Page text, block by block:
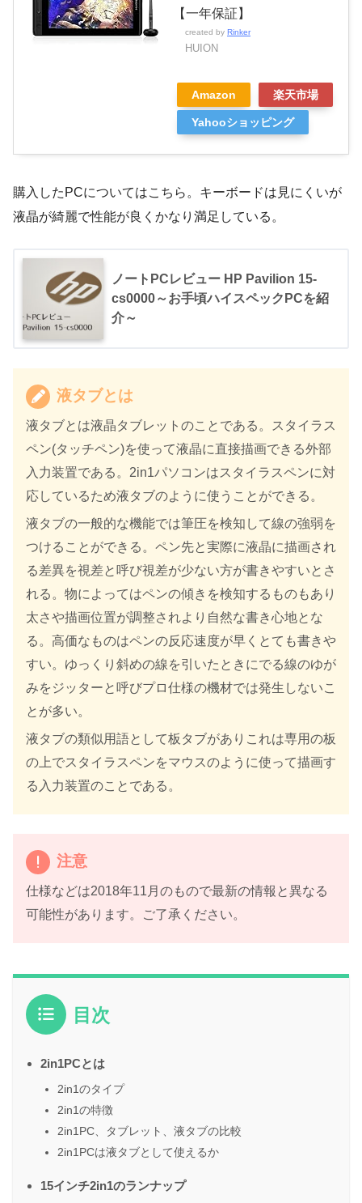
【一年保証】
created by Rinker
HUION
Amazon 楽天市場
Yahooショッピング
購入したPCについてはこちら。キーボードは見にくいが
液晶が綺麗で性能が良くかなり満足している。
ノートPCレビュー HP Pavilion 15-
cs0000～お手頃ハイスペックPCを紹
介～
液タブとは
液タブとは液晶タブレットのことである。スタイラス
ペン(タッチペン)を使って液晶に直接描画できる外部
入力装置である。2in1パソコンはスタイラスペンに対
応しているため液タブのように使うことができる。
液タブの一般的な機能では筆圧を検知して線の強弱を
つけることができる。ペン先と実際に液晶に描画され
る差異を視差と呼び視差が少ない方が書きやすいとさ
れる。物によってはペンの傾きを検知するものもあり
太さや描画位置が調整されより自然な書き心地とな
る。高価なものはペンの反応速度が早くとても書きや
すい。ゆっくり斜めの線を引いたときにでる線のゆが
みをジッターと呼びプロ仕様の機材では発生しないこ
とが多い。
液タブの類似用語として板タブがありこれは専用の板
の上でスタイラスペンをマウスのように使って描画す
る入力装置のことである。
注意
仕様などは2018年11月のもので最新の情報と異なる
可能性があります。ご了承ください。
目次
2in1PCとは
2in1のタイプ
2in1の特徴
2in1PC、タブレット、液タブの比較
2in1PCは液タブとして使えるか
15インチ2in1のランナップ